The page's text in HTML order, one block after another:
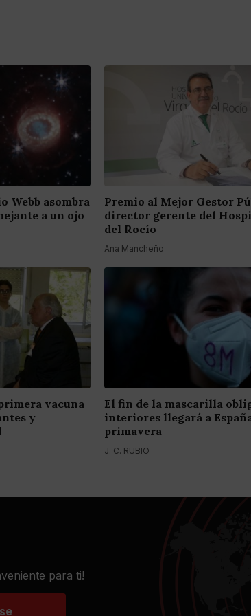
Webb asombra
a un ojo
Premio al Mejor Gestor
director gerente del
del Rocío
Ana Mancheño
vacuna
y
El fin de la mascarilla
interiores llegará a
primavera
J. C. RUBIO
para ti!